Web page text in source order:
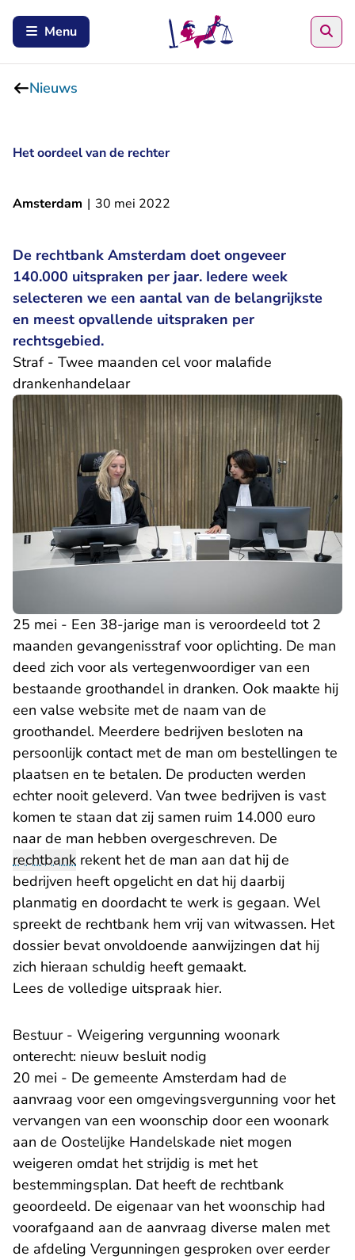
Menu
Nieuws
Het oordeel van de rechter
Amsterdam | 30 mei 2022
De rechtbank Amsterdam doet ongeveer
140.000 uitspraken per jaar. Iedere week
selecteren we een aantal van de belangrijkste
en meest opvallende uitspraken per
rechtsgebied.
Straf - Twee maanden cel voor malafide
drankenhandelaar
25 mei - Een 38-jarige man is veroordeeld tot 2
maanden gevangenisstraf voor oplichting. De man
deed zich voor als vertegenwoordiger van een
bestaande groothandel in dranken. Ook maakte hij
een valse website met de naam van de
groothandel. Meerdere bedrijven besloten na
persoonlijk contact met de man om bestellingen te
plaatsen en te betalen. De producten werden
echter nooit geleverd. Van twee bedrijven is vast
komen te staan dat zij samen ruim 14.000 euro
naar de man hebben overgeschreven. De
rechtbank rekent het de man aan dat hij de
bedrijven heeft opgelicht en dat hij daarbij
planmatig en doordacht te werk is gegaan. Wel
spreekt de rechtbank hem vrij van witwassen. Het
dossier bevat onvoldoende aanwijzingen dat hij
zich hieraan schuldig heeft gemaakt.
Lees de volledige uitspraak hier.
Bestuur - Weigering vergunning woonark
onterecht: nieuw besluit nodig
20 mei - De gemeente Amsterdam had de
aanvraag voor een omgevingsvergunning voor het
vervangen van een woonschip door een woonark
aan de Oostelijke Handelskade niet mogen
weigeren omdat het strijdig is met het
bestemmingsplan. Dat heeft de rechtbank
geoordeeld. De eigenaar van het woonschip had
voorafgaand aan de aanvraag diverse malen met
de afdeling Vergunningen gesproken over eerder